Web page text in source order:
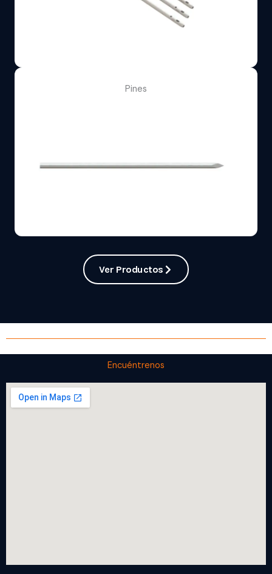
Pines
Ver Productos
Encuéntrenos